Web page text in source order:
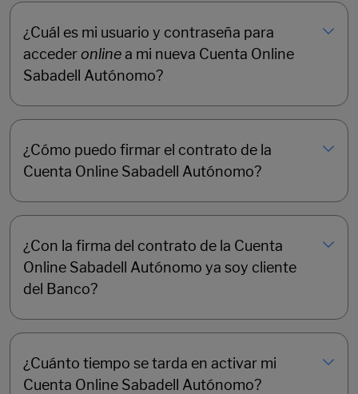
¿Cuál es mi usuario y contraseña para
acceder onlinea mi nueva Cuenta Online
Sabadell Autónomo?
¿Cómo puedo firmar el contrato de la
Cuenta Online Sabadell Autónomo?
¿Con la firma del contrato de la Cuenta
Online Sabadell Autónomo ya soy cliente
del Banco?
¿Cuánto tiempo se tarda en activar mi
Cuenta Online Sabadell Autónomo?